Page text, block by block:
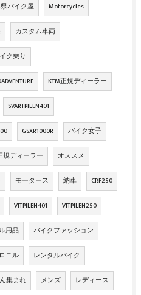
バイク屋 Motorcycles
カスタム車両
ク乗り
KTM正規ディーラー
SVARTPILEN401
GSXR1000R バイク女子
規ディーラー オススメ
モータース 納車 CRF250
VITPILEN401 VITPILEN250
用品 バイクファッション
ニル レンタルバイク
集まれ メンズ レディース